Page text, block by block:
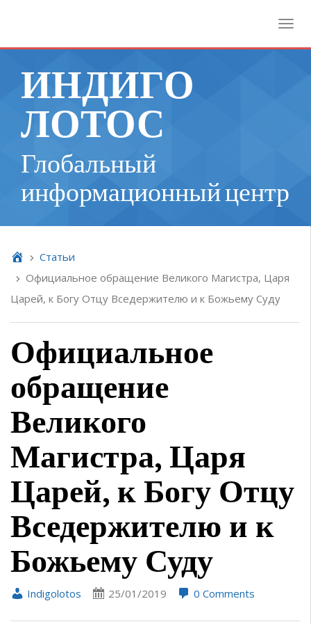
ИНДИГО
ЛОТОС
Глобальный
информационный центр
Cтатьи
Официальное обращение Великого Магистра, Царя
Царей, к Богу Отцу Вседержителю и к Божьему Суду
Официальное
обращение
Великого
Магистра, Царя
Царей, к Богу Отцу
Вседержителю и к
Божьему Суду
Indigolotos 25/01/2019 0 Comments